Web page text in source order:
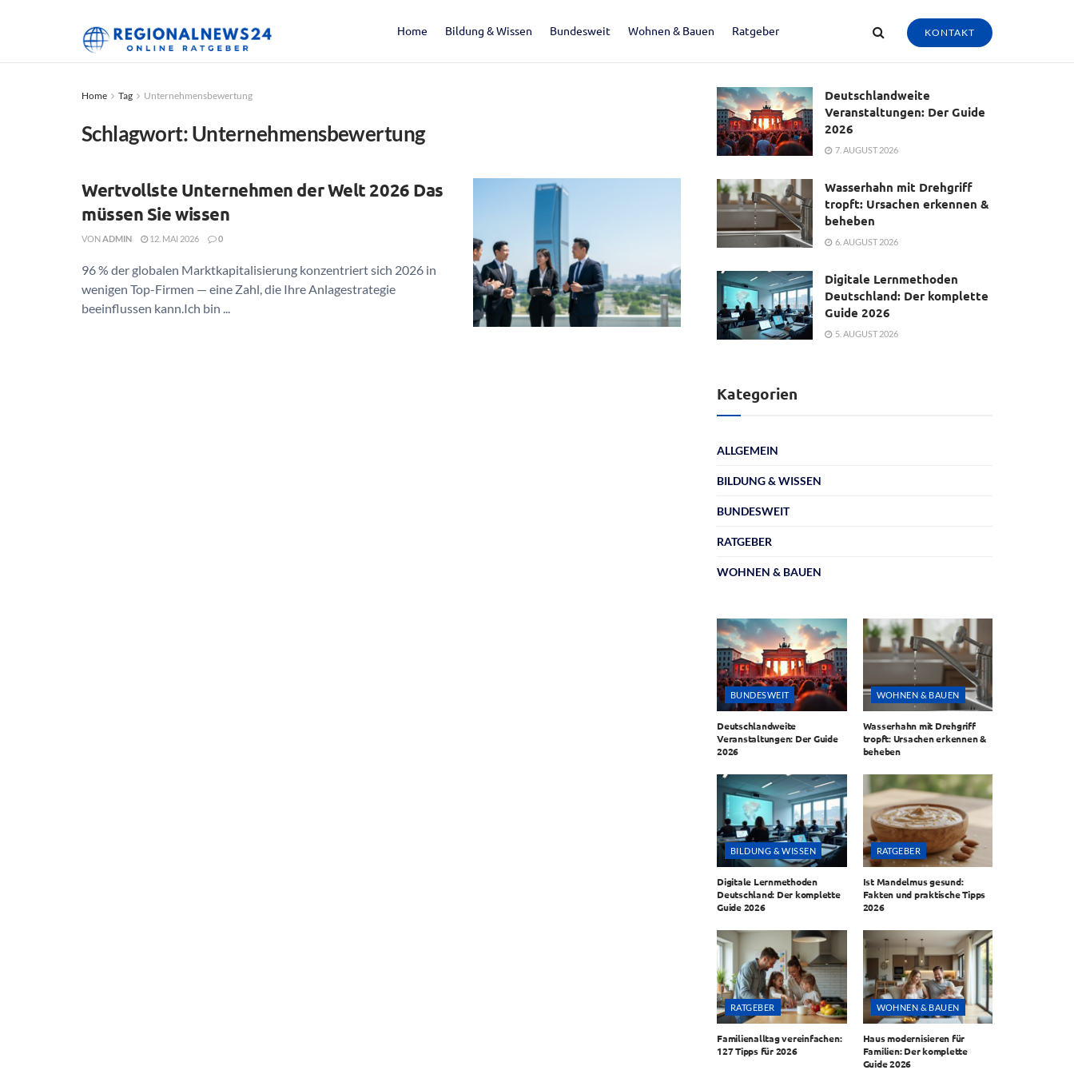
Home Bildung & Wissen Bundesweit Wohnen & Bauen Ratgeber KONTAKT
Home Tag Unternehmensbewertung
Schlagwort:Unternehmensbewertung
Wertvollste Unternehmen der Welt 2026 Das
müssen Sie wissen
VONADMIN 12. MAI 2026 0
96 % der globalen Marktkapitalisierung konzentriert sich 2026 in
wenigen Top-Firmen — eine Zahl, die Ihre Anlagestrategie
beeinflussen kann.Ich bin ...
Deutschlandweite
Veranstaltungen: Der Guide
2026
7. AUGUST 2026
Wasserhahn mit Drehgriff
tropft: Ursachen erkennen &
beheben
6. AUGUST 2026
Digitale Lernmethoden
Deutschland: Der komplette
Guide 2026
5. AUGUST 2026
Kategorien
ALLGEMEIN
BILDUNG & WISSEN
BUNDESWEIT
RATGEBER
WOHNEN & BAUEN
BUNDESWEIT
Deutschlandweite
Veranstaltungen: Der Guide
2026
WOHNEN & BAUEN
Wasserhahn mit Drehgriff
tropft: Ursachen erkennen &
beheben
BILDUNG & WISSEN
Digitale Lernmethoden
Deutschland: Der komplette
Guide 2026
RATGEBER
Ist Mandelmus gesund:
Fakten und praktische Tipps
2026
RATGEBER
Familienalltag vereinfachen:
127 Tipps für 2026
WOHNEN & BAUEN
Haus modernisieren für
Familien: Der komplette
Guide 2026